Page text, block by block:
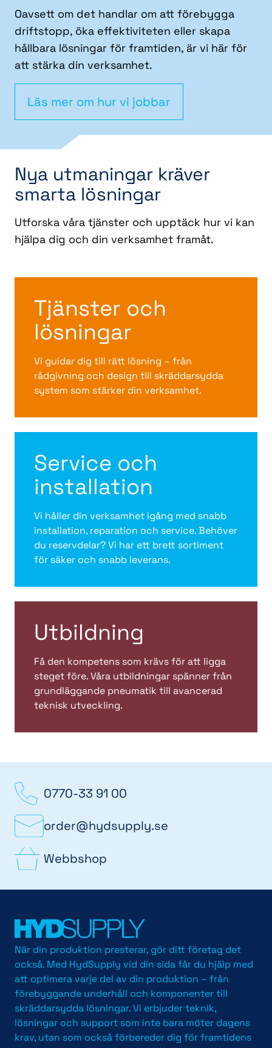
Oavsett om det handlar om att förebygga
driftstopp, öka effektiviteten eller skapa
hållbara lösningar för framtiden, är vi här för
att stärka din verksamhet.
Läs mer om hur vi jobbar
Nya utmaningar kräver
smarta lösningar
Utforska våra tjänster och upptäck hur vi kan
hjälpa dig och din verksamhet framåt.
Tjänster och
lösningar
Vi guidar dig till rätt lösning – från
rådgivning och design till skräddarsydda
system som stärker din verksamhet.
Service och
installation
Vi håller din verksamhet igång med snabb
installation, reparation och service. Behöver
du reservdelar? Vi har ett brett sortiment
för säker och snabb leverans.
Utbildning
Få den kompetens som krävs för att ligga
steget före. Våra utbildningar spänner från
grundläggande pneumatik till avancerad
teknisk utveckling.
0770-33 91 00
order@hydsupply.se
Webbshop
När din produktion presterar, gör ditt företag det
också. Med HydSupply vid din sida får du hjälp med
att optimera varje del av din produktion – från
förebyggande underhåll och komponenter till
skräddarsydda lösningar. Vi erbjuder teknik,
lösningar och support som inte bara möter dagens
krav, utan som också förbereder dig för framtidens